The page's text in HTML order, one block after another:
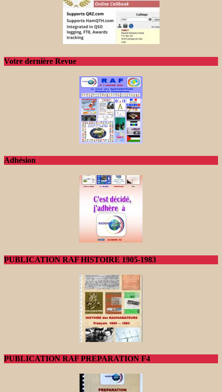
Votre dernière Revue
Adhésion
PUBLICATION RAF HISTOIRE 1905-1983
PUBLICATION RAF PREPARATION F4